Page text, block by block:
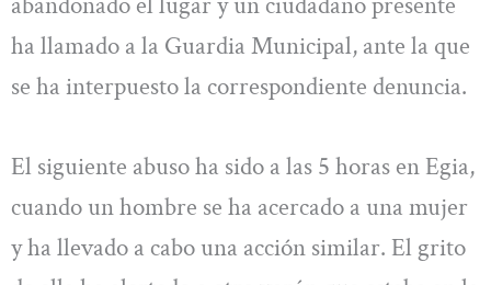
ha llamado a la Guardia Municipal, ante la que
se ha interpuesto la correspondiente denuncia.
El siguiente abuso ha sido a las 5 horas en Egia,
cuando un hombre se ha acercado a una mujer
y ha llevado a cabo una acción similar. El grito